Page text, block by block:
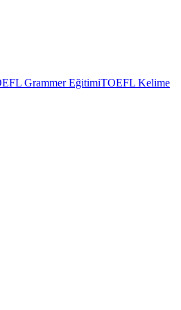
Grammer EğitimiTOEFL Kelime